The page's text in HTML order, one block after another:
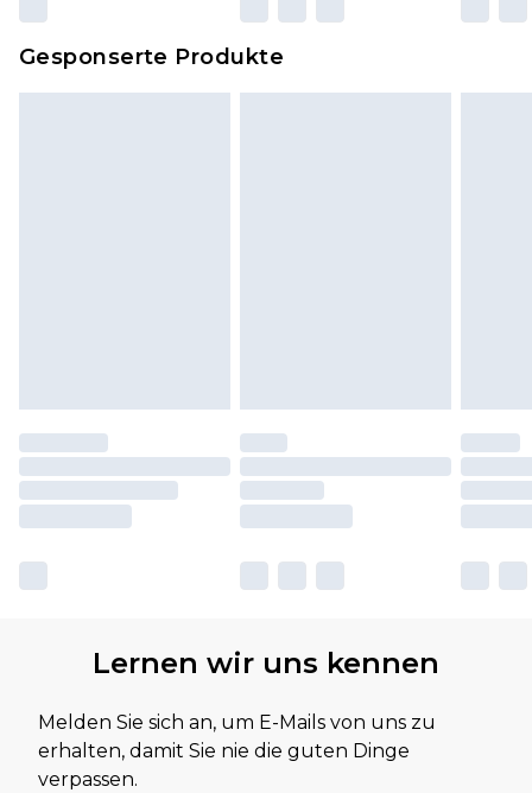
Klickehierum unsere vollständigen
Gesponserte Produkte
Lernen wir uns kennen
Melden Sie sich an, um E-Mails von uns zu
erhalten, damit Sie nie die guten Dinge
verpassen.